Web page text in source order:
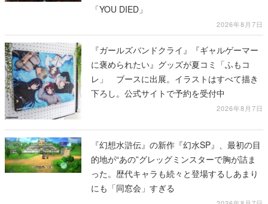
「YOU DIED」
2026年8月7日
『ガールズバンドクライ』『ギャルゲーマー
に褒められたい』グッズが夏コミ「ふもコ
レ」 ブースに出展。イラストはすべて描き
下ろし。公式サイトで予約を受付中
2026年8月7日
『幻想水滸伝』の新作『幻水SP』、最初の目
的地が“あの”グレッグミンスターで胸が詰ま
った。歴代キャラも続々と登場するしあまり
にも「同窓会」すぎる